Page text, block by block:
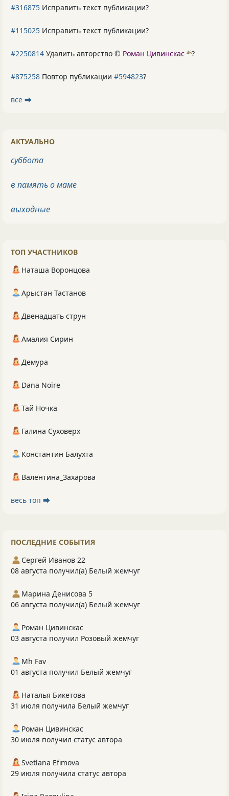
#316875 Исправить текст публикации?
#115025 Исправить текст публикации?
#2250814 Удалить авторство © Роман Цивинскас 46?
#875258 Повтор публикации #594823?
все ⮕
АКТУАЛЬНО
суббота
в память о маме
выходные
ТОП УЧАСТНИКОВ
Наташа Воронцова
Арыстан Тастанов
Двенадцать струн
Амалия Сирин
Демура
Dana Noire
Тай Ночка
Галина Суховерх
Константин Балухта
Валентина_Захарова
весь топ ⮕
ПОСЛЕДНИЕ СОБЫТИЯ
Сергей Иванов 22
08 августа получил(а) Белый жемчуг
Марина Денисова 5
06 августа получил(а) Белый жемчуг
Роман Цивинскас
03 августа получил Розовый жемчуг
Mh Fav
01 августа получил Белый жемчуг
Наталья Бикетова
31 июля получила Белый жемчуг
Роман Цивинскас
30 июля получил статус автора
Svetlana Efimova
29 июля получила статус автора